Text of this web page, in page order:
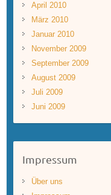
April 2010
März 2010
Januar 2010
November 2009
September 2009
August 2009
Juli 2009
Juni 2009
Impressum
Über uns